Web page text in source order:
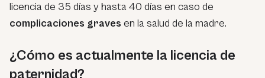
licencia de 35 días y hasta 40 días en caso de
complicaciones graves en la salud de la madre.
¿Cómo es actualmente la licencia de
paternidad?